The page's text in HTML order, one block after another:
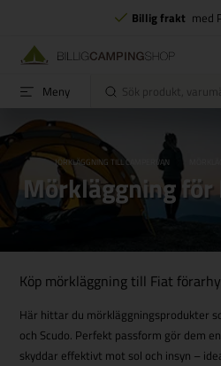
Billig frakt med
Meny
HUSBIL MÖRKLÄGGNING TILL CAMPERVAN
Mörkläggning
Köp mörkläggning till Fiat
Här hittar du mörkläggningsprodukter
och Scudo. Perfekt passform gör dem
skyddar effektivt mot sol och insyn –